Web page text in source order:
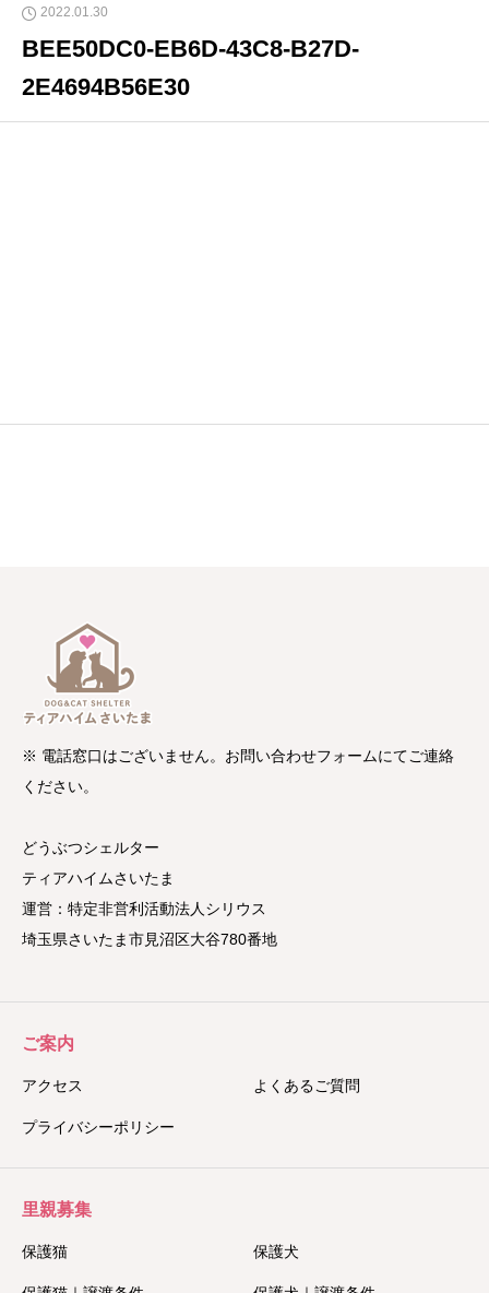
2022.01.30
BEE50DC0-EB6D-43C8-B27D-
2E4694B56E30
※ 電話窓口はございません。お問い合わせフォームにてご連絡
ください。
どうぶつシェルター
ティアハイムさいたま
運営：特定非営利活動法人シリウス
埼玉県さいたま市見沼区大谷780番地
ご案内
アクセス よくあるご質問
プライバシーポリシー
里親募集
保護猫 保護犬